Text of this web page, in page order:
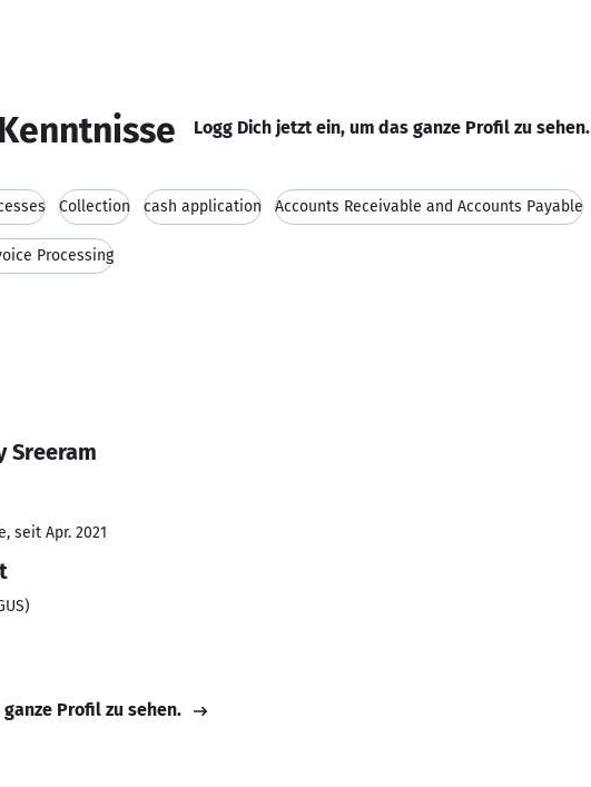
Logg Dich jetzt ein, um das ganze Profil zu sehen.
Collection cash application Accounts Receivable and Accounts Payable
Processing
Sreeram
seit Apr. 2021
Profil zu sehen.